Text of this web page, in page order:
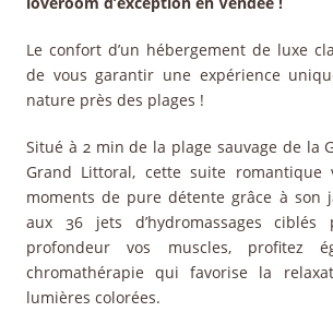
Le confort d’un hébergement de luxe
de vous garantir une expérience
nature près des plages !
Situé à 2 min de la plage sauvage de la
Grand Littoral, cette suite romantique
moments de pure détente grâce à son
aux 36 jets d’hydromassages
profondeur vos muscles, profitez
chromathérapie qui favorise la
lumières colorées.